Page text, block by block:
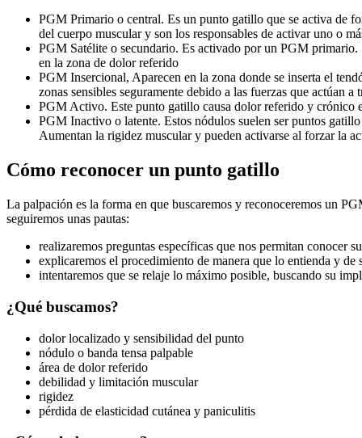
PGM Primario o central. Es un punto gatillo que se activa de
del cuerpo muscular y son los responsables de activar uno o
PGM Satélite o secundario. Es activado por un PGM primario.
en la zona de dolor referido
PGM Insercional, Aparecen en la zona donde se inserta el
zonas sensibles seguramente debido a las fuerzas que actúan a
PGM Activo. Este punto gatillo causa dolor referido y crónico
PGM Inactivo o latente. Estos nódulos suelen ser puntos
Aumentan la rigidez muscular y pueden activarse al forzar la
Cómo reconocer un punto gatillo
La palpación es la forma en que buscaremos y reconoceremos un
seguiremos unas pautas:
realizaremos preguntas específicas que nos permitan conocer
explicaremos el procedimiento de manera que lo entienda y de
intentaremos que se relaje lo máximo posible, buscando su
¿Qué buscamos?
dolor localizado y sensibilidad del punto
nódulo o banda tensa palpable
área de dolor referido
debilidad y limitación muscular
rigidez
pérdida de elasticidad cutánea y paniculitis